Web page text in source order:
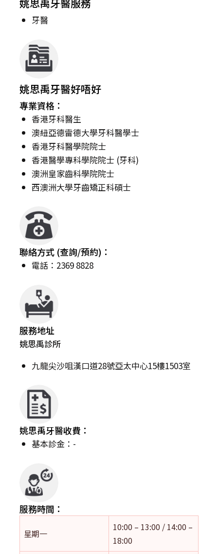
姚思禹牙醫服務
牙醫
姚思禹牙醫好唔好
專業資格：
香港牙科醫生
澳紐亞德雷德大學牙科醫學士
香港牙科醫學院院士
香港醫學專科學院院士 (牙科)
澳洲皇家齒科學院院士
西澳洲大學牙齒矯正科碩士
聯絡方式 (查詢/預約)：
電話：2369 8828
服務地址
姚思禹診所
九龍尖沙咀漢口道28號亞太中心15樓1503室
姚思禹牙醫收費：
基本診金：-
服務時間：
星期一
10:00 – 13:00 / 14:00 –
18:00